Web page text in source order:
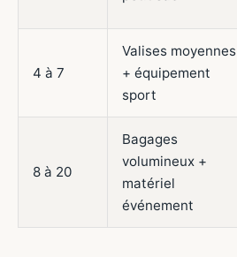
4 à 7
Valises moyennes
+ équipement
sport
8 à 20
Bagages
volumineux +
matériel
événement